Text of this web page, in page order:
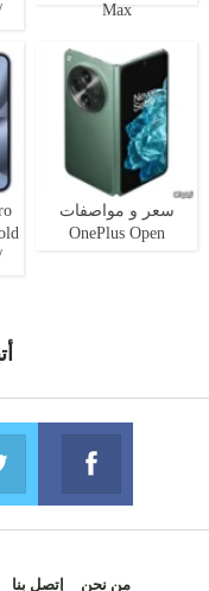
Max
سعر و مواصفات
OnePlus Open
من نحن إتصل بنا